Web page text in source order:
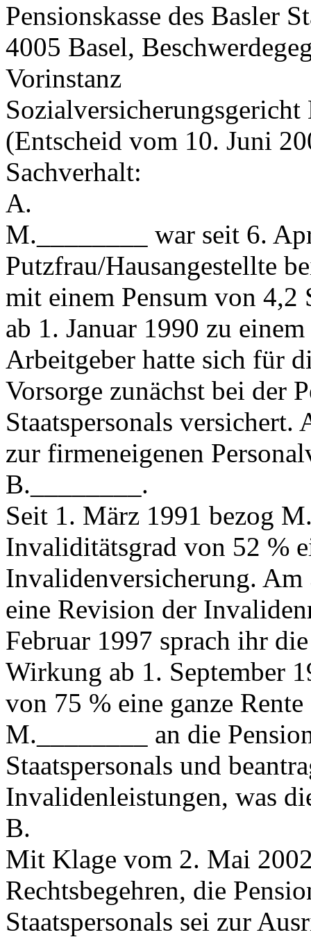
Pensionskasse des Basler
4005 Basel,
Vorinstanz
Sozialversicherungsgericht
(Entscheid vom 10. Juni
Sachverhalt:
A.
M.________ war seit 6.
Putzfrau/Hausangestellte
mit einem Pensum von 4,2
ab 1. Januar 1990 zu
Arbeitgeber hatte sich für
Vorsorge zunächst bei der
Staatspersonals versichert.
zur firmeneigenen
B.________.
Seit 1. März 1991 bezog
Invaliditätsgrad von 52 %
Invalidenversicherung. Am
eine Revision der
Februar 1997 sprach ihr
Wirkung ab 1. September
von 75 % eine ganze
M.________ an die
Staatspersonals und
Invalidenleistungen, was
B.
Mit Klage vom 2. Mai
Rechtsbegehren, die
Staatspersonals sei zur